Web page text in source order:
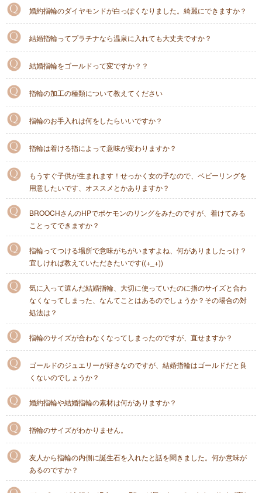
婚約指輪のダイヤモンドが白っぽくなりました。綺麗にできますか？
結婚指輪ってプラチナなら温泉に入れても大丈夫ですか？
結婚指輪をゴールドって変ですか？？
指輪の加工の種類について教えてください
指輪のお手入れは何をしたらいいですか？
指輪は着ける指によって意味が変わりますか？
もうすぐ子供が生まれます！せっかく女の子なので、ベビーリングを
用意したいです、オススメとかありますか？
BROOCHさんのHPでポケモンのリングをみたのですが、着けてみる
ことってできますか？
指輪ってつける場所で意味がちがいますよね、何がありましたっけ？
宜しければ教えていただきたいです((+_+))
気に入って選んだ結婚指輪、大切に使っていたのに指のサイズと合わ
なくなってしまった、なんてことはあるのでしょうか？その場合の対
処法は？
指輪のサイズが合わなくなってしまったのですが、直せますか？
ゴールドのジュエリーが好きなのですが、結婚指輪はゴールドだと良
くないのでしょうか？
婚約指輪や結婚指輪の素材は何がありますか？
指輪のサイズがわかりません。
友人から指輪の内側に誕生石を入れたと話を聞きました。何か意味が
あるのですか？